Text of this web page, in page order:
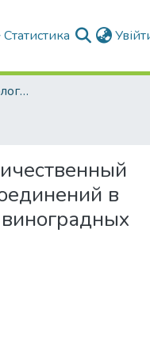
Статистика
Факультет Агротехнологій та екології
в